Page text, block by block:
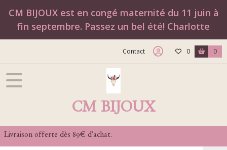
CM BIJOUX est en congé maternité du 11 juin à
fin septembre. Passez un bel été! Charlotte
Contact 0 0
CM BIJOUX
Livraison offerte dès 89€ d'achat.